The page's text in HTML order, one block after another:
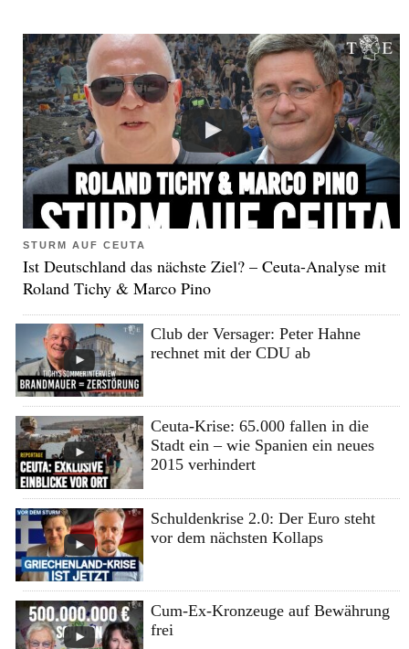
STURM AUF CEUTA
Ist Deutschland das nächste Ziel? – Ceuta-Analyse mit
Roland Tichy & Marco Pino
Club der Versager: Peter Hahne
rechnet mit der CDU ab
Ceuta-Krise: 65.000 fallen in die
Stadt ein – wie Spanien ein neues
2015 verhindert
Schuldenkrise 2.0: Der Euro steht
vor dem nächsten Kollaps
Cum-Ex-Kronzeuge auf Bewährung
frei